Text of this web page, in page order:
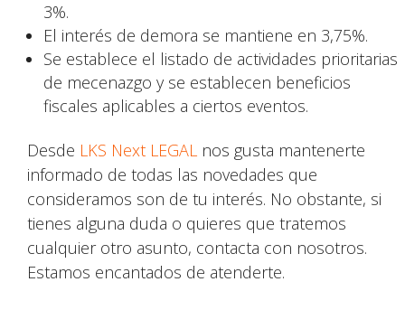
3%.
El interés de demora se mantiene en 3,75%.
Se establece el listado de actividades prioritarias
de mecenazgo y se establecen beneficios
fiscales aplicables a ciertos eventos.
Desde LKS Next LEGAL nos gusta mantenerte
informado de todas las novedades que
consideramos son de tu interés. No obstante, si
tienes alguna duda o quieres que tratemos
cualquier otro asunto, contacta con nosotros.
Estamos encantados de atenderte.